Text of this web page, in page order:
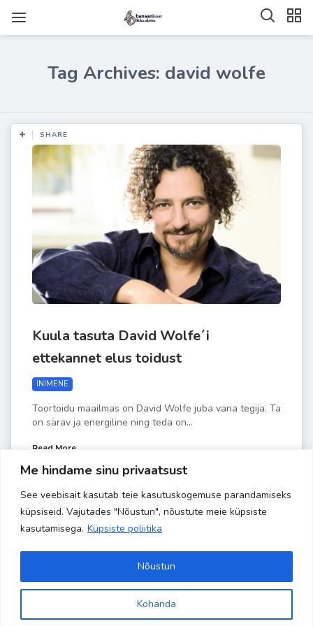
Me hindame sinu privaatsust
See veebisait kasutab teie kasutuskogemuse parandamiseks
küpsiseid. Vajutades "Nõustun", nõustute meie küpsiste
kasutamisega. Küpsiste poliitika
Kohanda
Nõustun
Tag Archives: david wolfe
SHARE
Kuula tasuta David Wolfe´i
ettekannet elus toidust
INIMENE
Toortoidu maailmas on David Wolfe juba vana tegija. Ta
on särav ja energiline ning teda on...
Read More
APR 23 byLiisa-Indra
Copyright 2024 Banaanisaar | All Rights Reserved | Powered by